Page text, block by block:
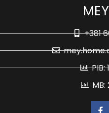
+381
PIB:
MB: